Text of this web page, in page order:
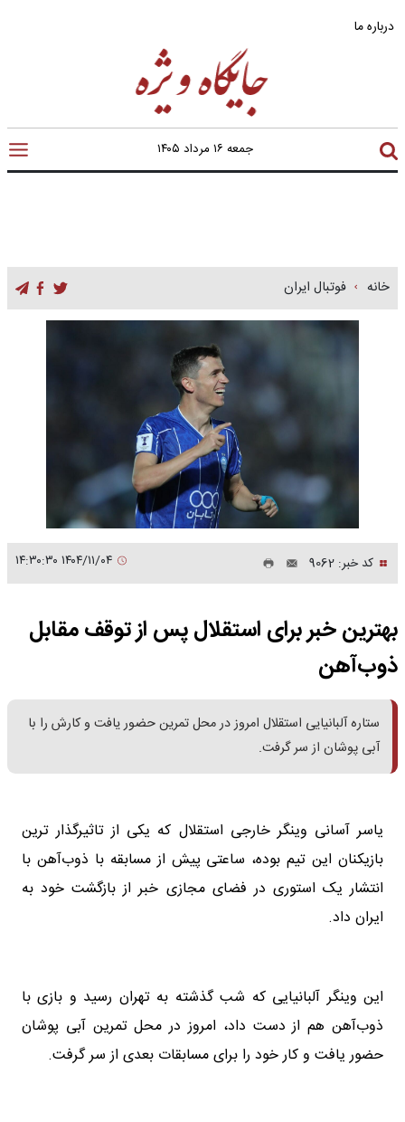
درباره ما
جمعه ۱۶ مرداد ۱۴۰۵
خانه فوتبال ایران
کد خبر: 9062
بهترین خبر برای استقلال پس از توقف مقابل
ذوب‌آهن
ستاره آلبانیایی استقلال امروز در محل تمرین حضور یافت و کارش را با
آبی پوشان از سر گرفت.
یاسر آسانی وینگر خارجی استقلال که یکی از تاثیرگذار ترین
بازیکنان این تیم بوده، ساعتی پیش از مسابقه با ذوب‌آهن با
انتشار یک استوری در فضای مجازی خبر از بازگشت خود به
ایران داد.
این وینگر آلبانیایی که شب گذشته به تهران رسید و بازی با
ذوب‌آهن هم از دست داد، امروز در محل تمرین آبی پوشان
حضور یافت و کار خود را برای مسابقات بعدی از سر گرفت.